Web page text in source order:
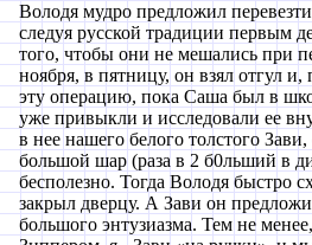
Володя мудро предложил
следуя русской традиции первым
того, чтобы они не мешались при
ноября, в пятницу, он взял отгул
эту операцию, пока Саша был в
уже привыкли и исследовали ее
в нее нашего белого толстого
большой шар (раза в 2 б0льший в
бесполезно. Тогда Володя быстро
закрыл дверцу. А Зави он
большого энтузиазма. Тем не